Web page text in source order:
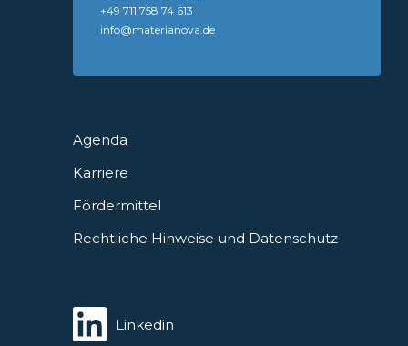
Agenda
Karriere
Fördermittel
Rechtliche Hinweise und Datenschutz
+49 711 758 74 613
info@materianova.de
Linkedin